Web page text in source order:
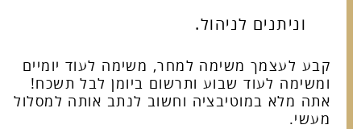
וניתנים לניהול.
קבע לעצמך משימה למחר, משימה לעוד יומיים
ומשימה לעוד שבוע ותרשום ביומן לבל תשכח!
אתה מלא במוטיבציה וחשוב לנתב אותה למסלול
מעשי.